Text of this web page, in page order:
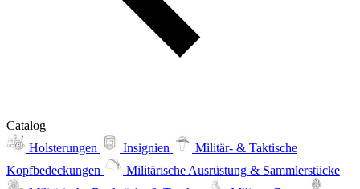
Catalog
Holsterungen
Insignien
Militär- & Taktische
Kopfbedeckungen
Militärische Ausrüstung & Sammlerstücke